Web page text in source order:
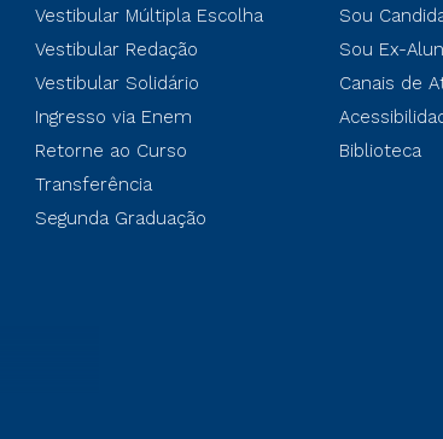
Vestibular Múltipla Escolha
Vestibular Redação
Vestibular Solidário
Ingresso via Enem
Retorne ao Curso
Transferência
Segunda Graduação
Sou
Sou Ex-
Canais de
Biblioteca